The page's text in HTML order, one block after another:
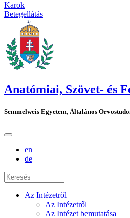
Karok
Betegellátás
Anatómiai, Szövet- és
Semmelweis Egyetem, Általános
en
de
Az Intézetről
Az Intézetről
Az Intézet bemutatása